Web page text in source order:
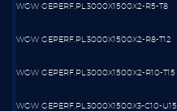
WGW GEPERF.PL.3000X1500X2-R5-T8
WGW GEPERF.PL.3000X1500X2-R8-T12
WGW GEPERF.PL.3000X1500X2-R10-T15
WGW GEPERF.PL.3000X1500X3-C10-U15